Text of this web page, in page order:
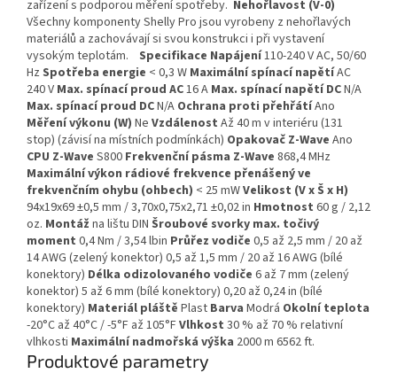
zařízení s podporou měření spotřeby. Nehořlavost (V-0)
Všechny komponenty Shelly Pro jsou vyrobeny z nehořlavých
materiálů a zachovávají si svou konstrukci i při vystavení
vysokým teplotám.
Specifikace Napájení110-240 V AC, 50/60
Hz Spotřeba energie < 0,3 W Maximální spínací napětíAC
240 V Max. spínací proud AC16 A Max. spínací napětí DCN/A
Max. spínací proud DCN/A Ochrana proti přehřátíAno
Měření výkonu (W) Ne Vzdálenost Až 40 m v interiéru (131
stop) (závisí na místních podmínkách) Opakovač Z-Wave Ano
CPU Z-Wave S800 Frekvenční pásma Z-Wave 868,4 MHz
Maximální výkon rádiové frekvence přenášený ve
frekvenčním ohybu (ohbech) < 25 mWVelikost (V x Š x H)
94x19x69 ±0,5 mm / 3,70x0,75x2,71 ±0,02 in Hmotnost 60 g / 2,12
oz. Montáž na lištu DIN Šroubové svorky max. točivý
moment 0,4 Nm / 3,54 lbin Průřez vodiče 0,5 až 2,5 mm / 20 až
14 AWG (zelený konektor) 0,5 až 1,5 mm / 20 až 16 AWG (bílé
konektory) Délka odizolovaného vodiče 6 až 7 mm (zelený
konektor) 5 až 6 mm (bílé konektory) 0,20 až 0,24 in (bílé
konektory) Materiál pláště Plast Barva Modrá Okolní teplota
-20°C až 40°C / -5°F až 105°F Vlhkost 30 % až 70 % relativní
vlhkosti Maximální nadmořská výška 2000 m 6562 ft.
Produktové parametry